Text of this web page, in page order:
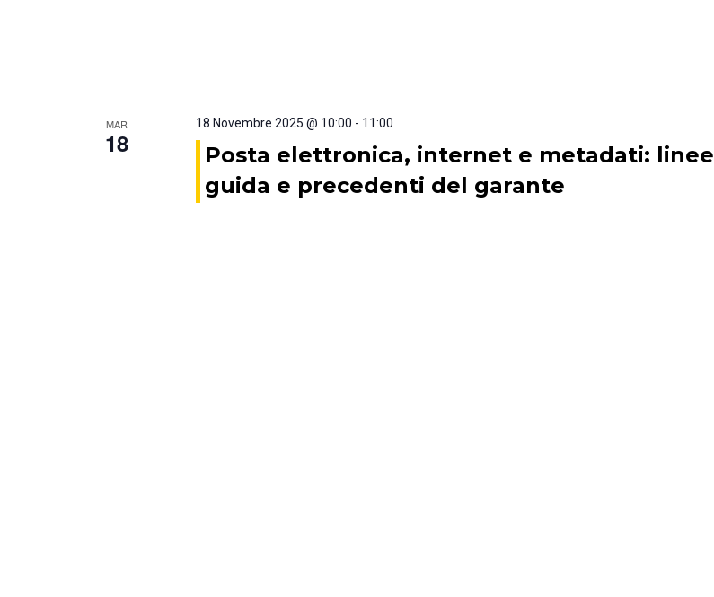
MAR
18
18 Novembre 2025 @ 10:00 - 11:00
Posta elettronica, internet e metadati: linee
guida e precedenti del garante